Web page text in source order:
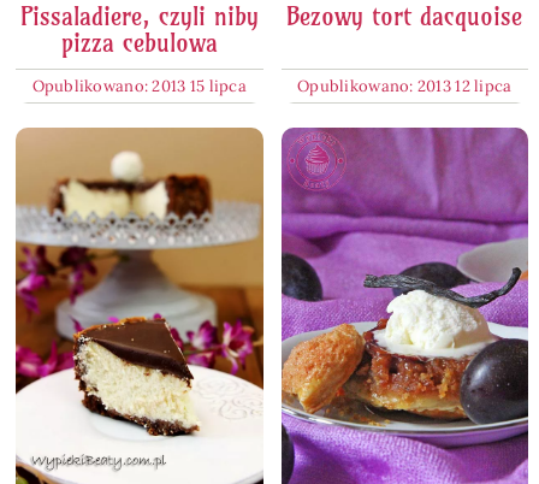
Pissaladiere, czyli niby
pizza cebulowa
Opublikowano: 2013 15 lipca
Bezowy tort dacquoise
Opublikowano: 2013 12 lipca